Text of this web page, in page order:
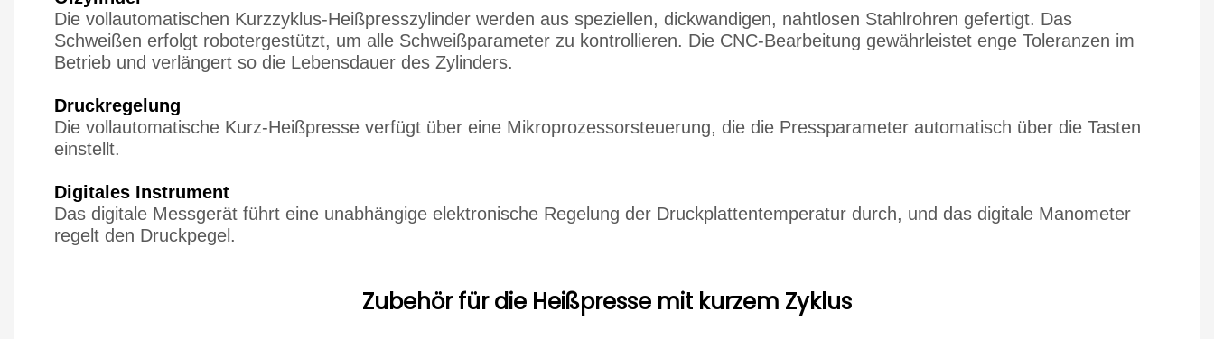
Die vollautomatischen Kurzzyklus-Heißpresszylinder werden aus speziellen, dickwandigen, nahtlosen Stahlrohren gefertigt. Das
Schweißen erfolgt robotergestützt, um alle Schweißparameter zu kontrollieren. Die CNC-Bearbeitung gewährleistet enge Toleranzen im
Betrieb und verlängert so die Lebensdauer des Zylinders.
Druckregelung
Die vollautomatische Kurz-Heißpresse verfügt über eine Mikroprozessorsteuerung, die die Pressparameter automatisch über die Tasten
einstellt.
Digitales Instrument
Das digitale Messgerät führt eine unabhängige elektronische Regelung der Druckplattentemperatur durch, und das digitale Manometer
regelt den Druckpegel.
Zubehör für die Heißpresse mit kurzem Zyklus